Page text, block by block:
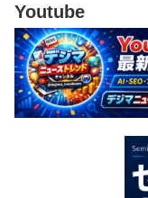
Youtube